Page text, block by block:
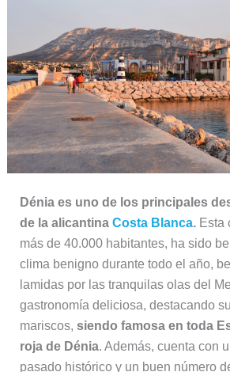
Dénia es uno de los principales
de la alicantina Costa Blanca.Esta
más de 40.000 habitantes, ha sido
clima benigno durante todo el año,
lamidas por las tranquilas olas del
gastronomía deliciosa, destacando
mariscos, siendo famosa en toda
roja de Dénia. Además, cuenta con
pasado histórico y un buen número